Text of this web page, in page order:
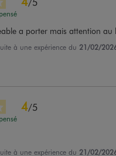
a porter mais attention au
à une expérience du 21/02/
4/5
à une expérience du 21/02/